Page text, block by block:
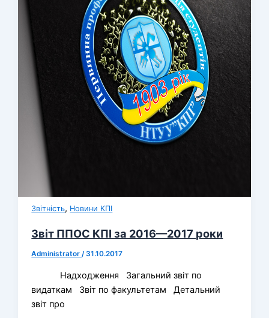
Звітність, Новини КПІ
Звіт ППОС КПІ за 2016—2017 роки
Administrator/31.10.2017
Надходження Загальний звіт по
видаткам Звіт по факультетам Детальний
звіт про